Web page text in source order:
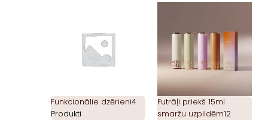
Funkcionālie dzērieni4
Produkti
Futrāļi priekš 15ml
smaržu uzpildēm12